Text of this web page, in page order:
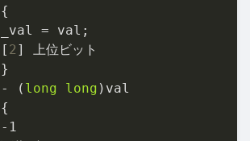
{
_val = val;
[ 2 ] 上位ビット
}
- ( long long )val
-1